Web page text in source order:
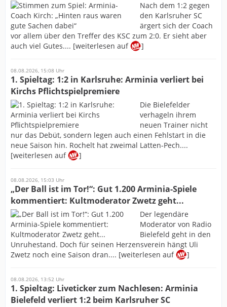
Nach dem 1:2 gegen
den Karlsruher SC
ärgert sich der Coach
vor allem über den Treffer des KSC zum 2:0. Er sieht aber
auch viel Gutes.... [weiterlesen auf
]
08.08.2026, 15:08 Uhr
1. Spieltag: 1:2 in Karlsruhe: Arminia verliert bei
Kirchs Pflichtspielpremiere
Die Bielefelder
verhageln ihrem
neuen Trainer nicht
nur das Debüt, sondern legen auch einen Fehlstart in die
neue Saison hin. Rochelt hat zweimal Latten-Pech....
[weiterlesen auf
]
08.08.2026, 15:03 Uhr
„Der Ball ist im Tor!“: Gut 1.200 Arminia-Spiele
kommentiert: Kultmoderator Zwetz geht...
Der legendäre
Moderator von Radio
Bielefeld geht in den
Unruhestand. Doch für seinen Herzensverein hängt Uli
Zwetz noch eine Saison dran.... [weiterlesen auf
]
08.08.2026, 13:52 Uhr
1. Spieltag: Liveticker zum Nachlesen: Arminia
Bielefeld verliert 1:2 beim Karlsruher SC